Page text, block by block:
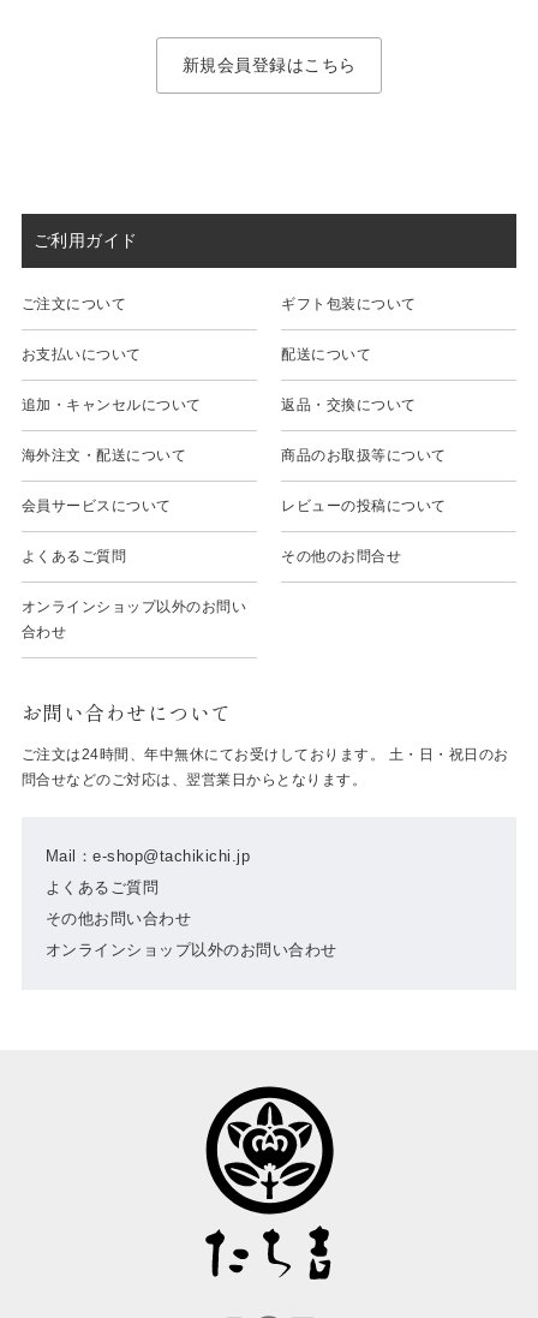
新規会員登録はこちら
ご利用ガイド
ご注文について ギフト包装について
お支払いについて 配送について
追加・キャンセルについて 返品・交換について
海外注文・配送について 商品のお取扱等について
会員サービスについて レビューの投稿について
よくあるご質問 その他のお問合せ
オンラインショップ以外のお問い
合わせ
お問い合わせについて
Mail：e-shop@tachikichi.jp
よくあるご質問
その他お問い合わせ
オンラインショップ以外のお問い合わせ
ご注文は24時間、年中無休にてお受けしております。 土・日・祝日のお
問合せなどのご対応は、翌営業日からとなります。